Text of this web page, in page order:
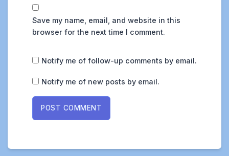
Save my name, email, and website in this
browser for the next time I comment.
Notify me of follow-up comments by email.
Notify me of new posts by email.